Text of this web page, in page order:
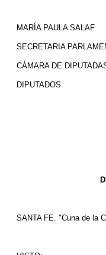
MARÍA PAULA SALAF
SECRETARIA
CÁMARA DE
DIPUTADOS
SANTA FE. "Cuna de la